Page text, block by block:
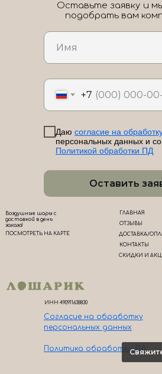
ЛоШАРик на
+7
Даю согласие на
персональных данных и
Политикой обработки ПД
Оставить
Оставьте заявку и
подобрать вам
ОТЗЫВЫ
ГЛАВНАЯ
ДОСТАВКА/
СКИДКИ И
КОНТАКТЫ
Воздушные шары с
доставкой в день
заказа!
ПОСМОТРЕТЬ НА КАРТЕ
ИНН 490911638830
Согласие на обработку
персональных данных
Политика обработки ПД